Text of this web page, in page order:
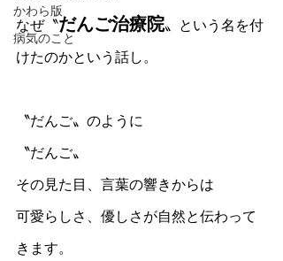
かわら版
病気のこと
なぜ〝だんご治療院〟という名を付
けたのかという話し。
〝だんご〟のように
〝だんご〟
その見た目、言葉の響きからは
可愛らしさ、優しさが自然と伝わって
きます。